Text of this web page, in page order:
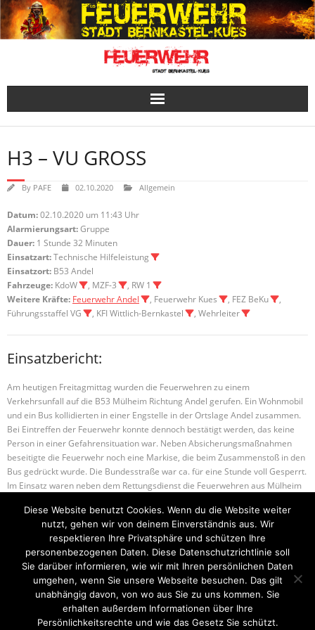
Skip
to
content
H3 – VU GROSS
By PAFE 02.10.2020 Allgemein
Datum:02.10.2020 um 11:43 Uhr
Alarmierungsart:Gruppe
Dauer: 1 Stunde 32 Minuten
Einsatzart:Technische Hilfeleistung
Einsatzort: B53 Andel
Fahrzeuge: KdoW , MZF-3
, RW 1
Weitere Kräfte: Feuerwehr Andel , Feuerwehr Kues , FEZ BeKu
,
Führungsstaffel VG
, KFI Wittlich-Bernkastel , Wehrleiter
Einsatzbericht:
Am heutigen Freitagmittag wurden die Feuerwehren zu einem
Verkehrsunfall auf die B53 Mülheim Richtung Andel gerufen. Ein Wohnmobil
und ein Bus kollidierten in einer Engstelle in der Ortslage Andel zusammen.
Bei Eintreffen der Feuerwehr konnte dennoch bestätigt werden, das keine
Person in einer Gefahrensituation war. Neben Absicherungsmaßnahmen
beseitigte die Feuerwehr noch eine Markise, die beim Zusammenstoß in den
Bus gedrückt wurde. Die Bundesstraße war ca. für eine Stunde voll Gesperrt.
Im Einsatz waren neben dem Rettungsdienst die Feuerwehren aus Mülheim
Wehrleiter Thomas Edringer.
H1 – Wasser im Geb. B2 – Wohnungsbrand
Startseite Einsätze Mitglied werden Über uns
Diese Website benutzt Cookies. Wenn du die Website weiter
nutzt, gehen wir von deinem Einverständnis aus. Wir
respektieren Ihre Privatsphäre und schützen Ihre
personenbezogenen Daten. Diese Datenschutzrichtlinie soll
Sie darüber informieren, wie wir mit Ihren persönlichen Daten
umgehen, wenn Sie unsere Webseite besuchen. Das gilt
unabhängig davon, von wo aus Sie zu uns kommen. Sie
erhalten außerdem Informationen über Ihre
Persönlichkeitsrechte und wie das Gesetz Sie schützt.